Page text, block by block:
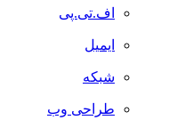
اف.تی.پی
ایمیل
شبکه
طراحی وب